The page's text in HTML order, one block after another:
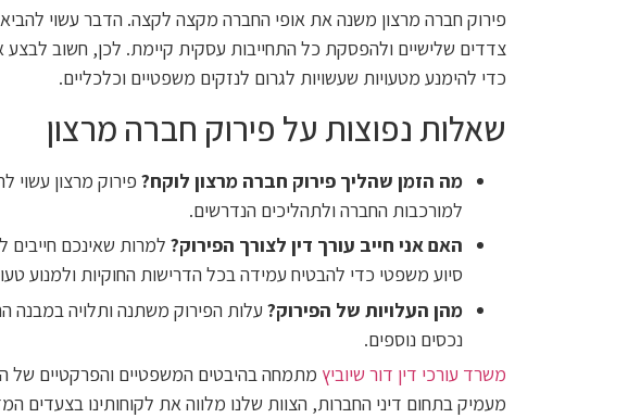
פירוק חברה מרצון משנה את אופי החברה מקצה לקצה. הדבר עשוי
צדדים שלישיים ולהפסקת כל התחייבות עסקית קיימת. לכן, חשוב לבצע
כדי להימנע מטעויות שעשויות לגרום לנזקים משפטיים וכלכליים.
שאלות נפוצות על פירוק חברה מרצון
מה הזמן שהליך פירוק חברה מרצון לוקח? פירוק מרצון
למורכבות החברה ולתהליכים הנדרשים.
האם אני חייב עורך דין לצורך הפירוק? למרות שאינכם חייבים
סיוע משפטי כדי להבטיח עמידה בכל הדרישות החוקיות ולמנוע
מהן העלויות של הפירוק? עלות הפירוק משתנה ותלויה במבנה
נכסים נוספים.
משרד עורכי דין דור שיוביץ מתמחה בהיבטים המשפטיים והפרקטיים של
מעמיק בתחום דיני החברות, הצוות שלנו מלווה את לקוחותינו בצעדים